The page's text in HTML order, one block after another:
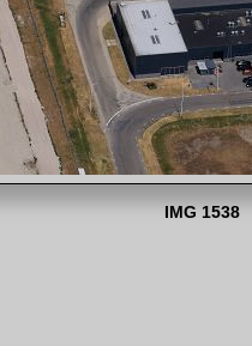
IMG 1538